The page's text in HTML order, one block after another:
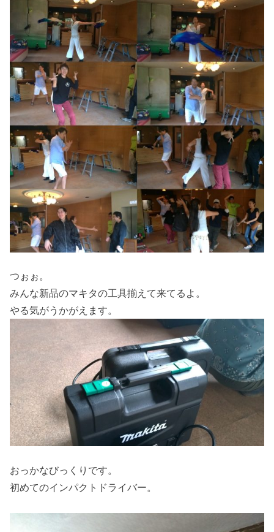
つぉぉ。
みんな新品のマキタの工具揃えて来てるよ。
やる気がうかがえます。
おっかなびっくりです。
初めてのインパクトドライバー。